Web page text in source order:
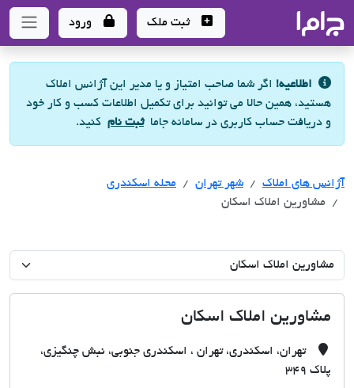
- سامانه جامع املاک و مشاورین املاک
ثبت ملک ورود
اطلاعیه! اگر شما صاحب امتیاز و یا مدیر این آژانس املاک
هستید، همین حالا می توانید برای تکمیل اطلاعات کسب و کار خود
و دریافت حساب کاربری در سامانه جاماثبت نام کنید.
آژانس های املاک آژانس های املاک
شهر تهران آژانس های املاک
محله اسکندری
مشاورین املاک اسکان
مشاورین املاک اسکان
تهران، اسکندری، تهران ، اسکندری جنوبی، نبش چنگیزی،
پلاک 349